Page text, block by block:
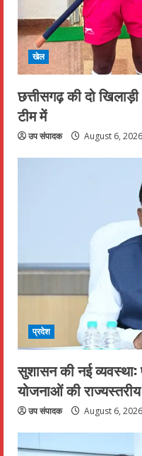
खेल
छत्तीसगढ़ की दो
टीम में
उप संपादक August 6, 2026
प्रदेश
सुशासन की नई व्यवस्था:
योजनाओं की राज्यस्तरीय
उप संपादक August 6, 2026